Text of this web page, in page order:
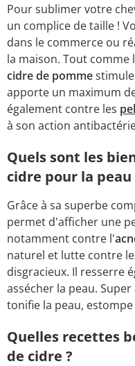
Pour sublimer votre
un complice de taille !
dans le commerce ou
la maison. Tout comme
cidre de pomme
apporte un maximum
également contre les
à son action
Quels sont les
cidre pour la peau
Grâce à sa superbe
permet d'afficher une
notamment contre l'
naturel et lutte contre
disgracieux. Il resserre
assécher la peau. Super
tonifie la peau,
Quelles recettes
de cidre ?